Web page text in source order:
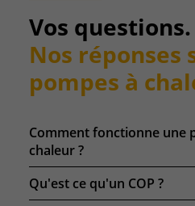
Vos questions.
Nos réponses
pompes à
Comment fonctionne une
chaleur ?
Qu'est ce qu'un COP ?